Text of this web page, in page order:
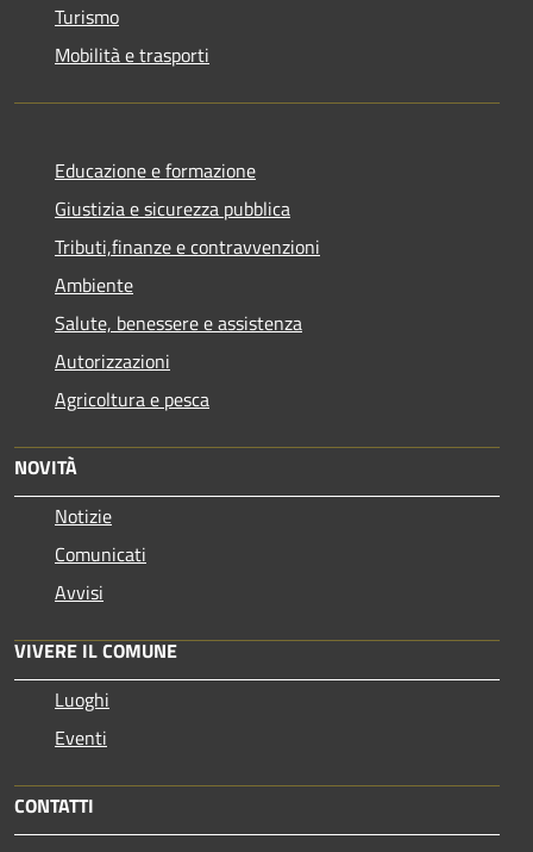
Turismo
Mobilità e trasporti
Educazione e formazione
Giustizia e sicurezza pubblica
Tributi,finanze e contravvenzioni
Ambiente
Salute, benessere e assistenza
Autorizzazioni
Agricoltura e pesca
NOVITÀ
Notizie
Comunicati
Avvisi
VIVERE IL COMUNE
Luoghi
Eventi
CONTATTI